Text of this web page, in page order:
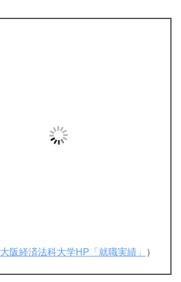
大阪経済法科大学HP「就職実績」 ）